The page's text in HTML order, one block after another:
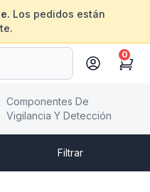
Los pedidos están
Cart
0
Componentes De
Vigilancia Y Detección
Filtrar